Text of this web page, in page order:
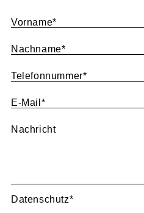
Vorname*
Nachname*
Telefonnummer*
E-Mail *
Nachricht
Datenschutz*